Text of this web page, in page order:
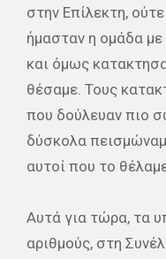
στην Επίλεκτη,
ήμασταν η ομάδα
και όμως
θέσαμε. Τους
που δούλευαν πιο
δύσκολα
αυτοί που το
Αυτά για τώρα, τα
αριθμούς, στη